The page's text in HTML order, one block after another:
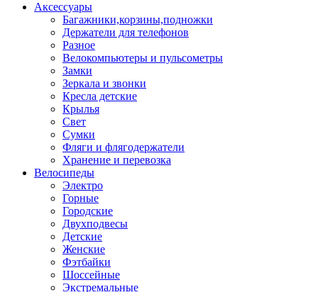
Аксессуары
Багажники,корзины,подножки
Держатели для телефонов
Разное
Велокомпьютеры и пульсометры
Замки
Зеркала и звонки
Кресла детские
Крылья
Свет
Сумки
Фляги и флягодержатели
Хранение и перевозка
Велосипеды
Электро
Горные
Городские
Двухподвесы
Детские
Женские
Фэтбайки
Шоссейные
Экстремальные